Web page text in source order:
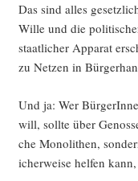
Das sind alles
Wil­le und die
staat­li­cher Appa­rat
zu Net­zen in
Und ja: Wer
will, soll­te über
che Mono­li­then,
i­cher­wei­se hel­fen